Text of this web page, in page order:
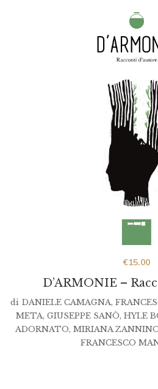
D’ARMONIE –
€15.00
di DANIELE CAMAGNA,
META, GIUSEPPE SANÒ, HYLE
ADORNATO, MIRIANA
FRANCESCO